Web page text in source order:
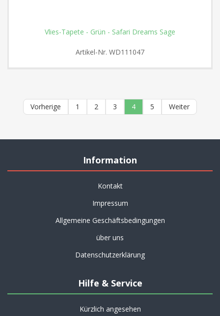
Vlies-Tapete - Grün - Safari Dreams Sage
Artikel-Nr. WD111047
Vorherige 1 2 3 4 5 Weiter
Information
Kontakt
Impressum
Allgemeine Geschäftsbedingungen
über uns
Datenschutzerklärung
Hilfe & Service
Kürzlich angesehen